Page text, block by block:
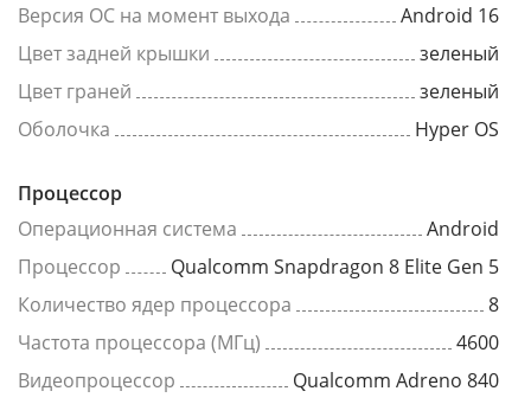
Версия ОС на момент выхода
Android 16
Цвет задней крышки
зеленый
Цвет граней
зеленый
Оболочка
Hyper OS
Процессор
Операционная система
Android
Процессор
Qualcomm Snapdragon 8 Elite Gen 5
Количество ядер процессора
8
Частота процессора (МГц)
4600
Видеопроцессор
Qualcomm Adreno 840